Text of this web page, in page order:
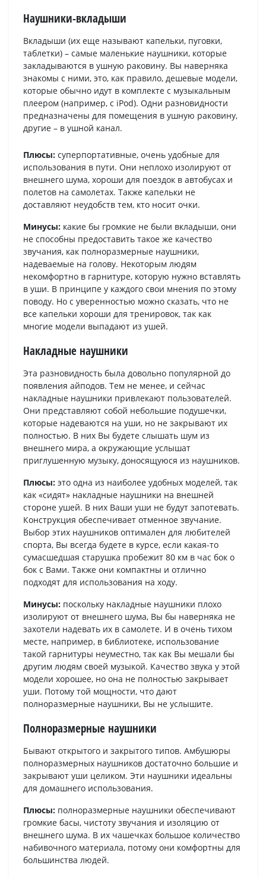
Наушники-вкладыши
Вкладыши (их еще называют капельки, пуговки,
таблетки) – самые маленькие наушники, которые
закладываются в ушную раковину. Вы наверняка
знакомы с ними, это, как правило, дешевые модели,
которые обычно идут в комплекте с музыкальным
плеером (например, с iPod). Одни разновидности
предназначены для помещения в ушную раковину,
другие – в ушной канал.
Плюсы: суперпортативные, очень удобные для
использования в пути. Они неплохо изолируют от
внешнего шума, хороши для поездок в автобусах и
полетов на самолетах. Также капельки не
доставляют неудобств тем, кто носит очки.
Минусы: какие бы громкие не были вкладыши, они
не способны предоставить такое же качество
звучания, как полноразмерные наушники,
надеваемые на голову. Некоторым людям
некомфортно в гарнитуре, которую нужно вставлять
в уши. В принципе у каждого свои мнения по этому
поводу. Но с уверенностью можно сказать, что не
все капельки хороши для тренировок, так как
многие модели выпадают из ушей.
Накладные наушники
Эта разновидность была довольно популярной до
появления айподов. Тем не менее, и сейчас
накладные наушники привлекают пользователей.
Они представляют собой небольшие подушечки,
которые надеваются на уши, но не закрывают их
полностью. В них Вы будете слышать шум из
внешнего мира, а окружающие услышат
приглушенную музыку, доносящуюся из наушников.
Плюсы: это одна из наиболее удобных моделей, так
как «сидят» накладные наушники на внешней
стороне ушей. В них Ваши уши не будут запотевать.
Конструкция обеспечивает отменное звучание.
Выбор этих наушников оптимален для любителей
спорта, Вы всегда будете в курсе, если какая-то
сумасшедшая старушка пробежит 80 км в час бок о
бок с Вами. Также они компактны и отлично
подходят для использования на ходу.
Минусы: поскольку накладные наушники плохо
изолируют от внешнего шума, Вы бы наверняка не
захотели надевать их в самолете. И в очень тихом
месте, например, в библиотеке, использование
такой гарнитуры неуместно, так как Вы мешали бы
другим людям своей музыкой. Качество звука у этой
модели хорошее, но она не полностью закрывает
уши. Потому той мощности, что дают
полноразмерные наушники, Вы не услышите.
Полноразмерные наушники
Бывают открытого и закрытого типов. Амбушюры
полноразмерных наушников достаточно большие и
закрывают уши целиком. Эти наушники идеальны
для домашнего использования.
Плюсы: полноразмерные наушники обеспечивают
громкие басы, чистоту звучания и изоляцию от
внешнего шума. В их чашечках большое количество
набивочного материала, потому они комфортны для
большинства людей.